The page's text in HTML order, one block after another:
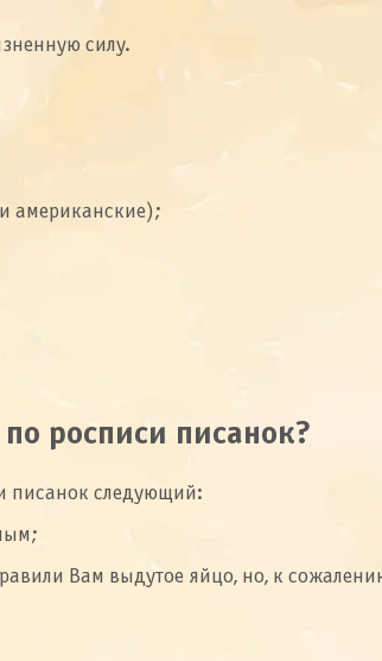
силу.
американские);
росписи писанок?
писанок следующий:
Вам выдутое яйцо, но, к